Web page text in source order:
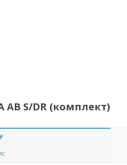
AB S/DR (комплект)